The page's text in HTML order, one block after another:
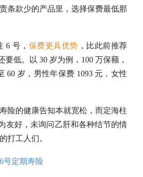
条款少的产品里，选择保费最低那
6 号， 保费更具优势 ，比此前推荐
要低。以 30 岁为例，100 万保额，
60 岁，男性年保费 1093 元，女性
险的健康告知本就宽松，而定海柱
友好，未询问乙肝和各种结节的情
打工人们。
号定期寿险